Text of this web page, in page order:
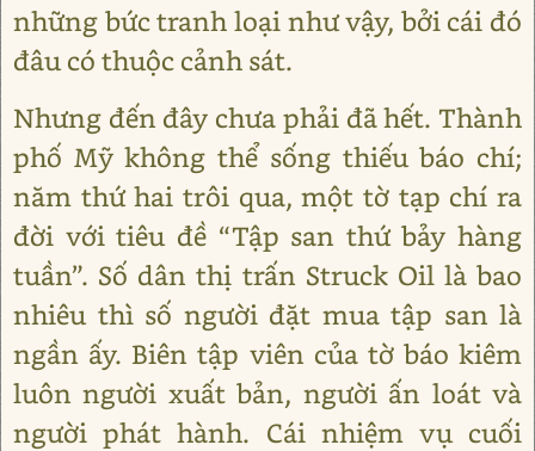
những bức tranh loại như vậy, bởi cái đó
đâu có thuộc cảnh sát.
Nhưng đến đây chưa phải đã hết. Thành
phố Mỹ không thể sống thiếu báo chí;
năm thứ hai trôi qua, một tờ tạp chí ra
đời với tiêu đề “Tập san thứ bảy hàng
tuần”. Số dân thị trấn Struck Oil là bao
nhiêu thì số người đặt mua tập san là
ngần ấy. Biên tập viên của tờ báo kiêm
luôn người xuất bản, người ấn loát và
người phát hành. Cái nhiệm vụ cuối